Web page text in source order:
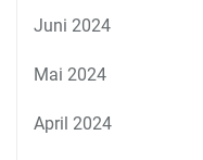
Juni 2024
Mai 2024
April 2024